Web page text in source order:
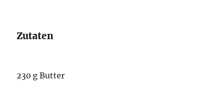
Zutaten
230 g Butter